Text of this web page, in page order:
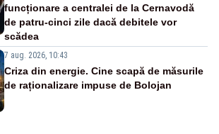
funcționare a centralei de la Cernavodă
de patru-cinci zile dacă debitele vor
scădea
7 aug. 2026, 10:43
Criza din energie. Cine scapă de măsurile
de raționalizare impuse de Bolojan